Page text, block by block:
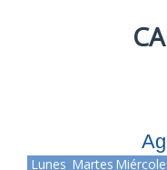
Lunes Martes